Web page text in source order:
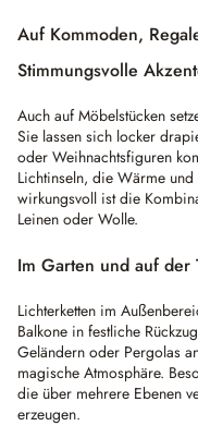
Auf Kommoden,
Stimmungsvolle
Auch auf Möbelstücken
Sie lassen sich locker
oder Weihnachtsfiguren
Lichtinseln, die Wärme
wirkungsvoll ist die
Leinen oder Wolle.
Im Garten und auf der
Lichterketten im
Balkone in festliche
Geländern oder Pergolas
magische Atmosphäre.
die über mehrere Ebenen
erzeugen.